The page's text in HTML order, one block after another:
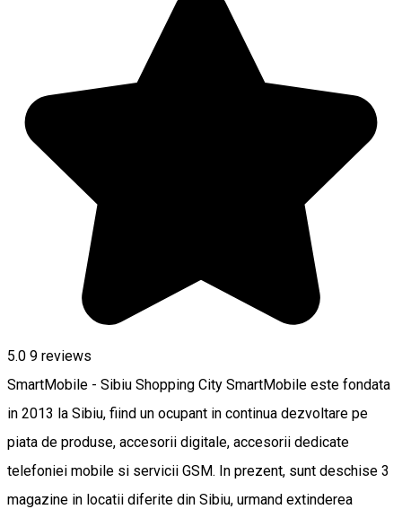
5.0 9 reviews
SmartMobile - Sibiu Shopping City SmartMobile este fondata
in 2013 la Sibiu, fiind un ocupant in continua dezvoltare pe
piata de produse, accesorii digitale, accesorii dedicate
telefoniei mobile si servicii GSM. In prezent, sunt deschise 3
magazine in locatii diferite din Sibiu, urmand extinderea